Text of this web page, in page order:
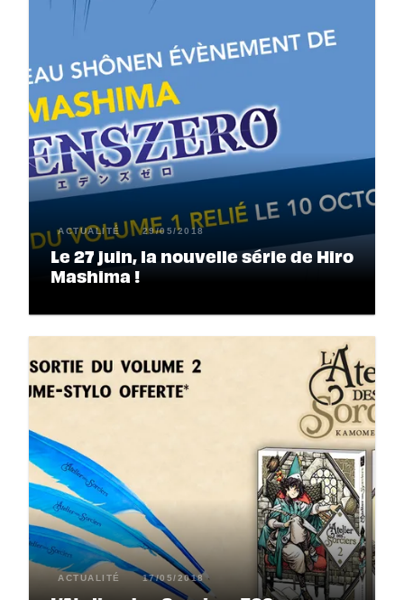
ACTUALITÉ 29/05/2018
Le 27 juin, la nouvelle série de Hiro
Mashima !
ACTUALITÉ 17/05/2018